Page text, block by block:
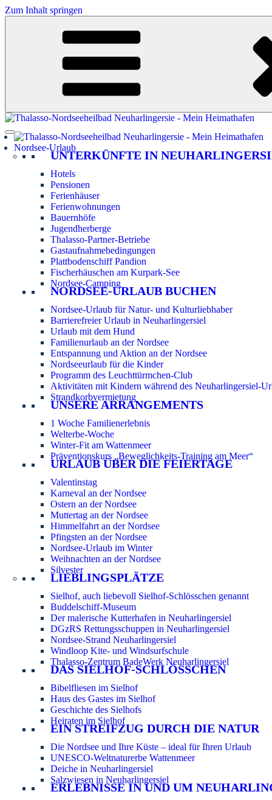
Zum Inhalt springen
Nordsee-Urlaub
UNTERKÜNFTE IN
Hotels
Pensionen
Ferienhäuser
Ferienwohnungen
Bauernhöfe
Jugendherberge
Thalasso-Partner-Betriebe
Gastaufnahmebedingungen
Plattbodenschiff Pandion
Fischerhäuschen am Kurpark-See
Nordsee-Camping
NORDSEE-URLAUB BUCHEN
Nordsee-Urlaub für Natur- und Kulturliebhaber
Barrierefreier Urlaub in Neuharlingersiel
Urlaub mit dem Hund
Familienurlaub an der Nordsee
Entspannung und Aktion an der Nordsee
Nordseeurlaub für die Kinder
Programm des Leuchttürmchen-Club
Aktivitäten mit Kindern während des Neuharlingersiel-
Strandkorbvermietung
UNSERE ARRANGEMENTS
1 Woche Familienerlebnis
Welterbe-Woche
Winter-Fit am Wattenmeer
Präventionskurs „Beweglichkeits-Training am Meer“
URLAUB ÜBER DIE FEIERTAGE
Valentinstag
Karneval an der Nordsee
Ostern an der Nordsee
Muttertag an der Nordsee
Himmelfahrt an der Nordsee
Pfingsten an der Nordsee
Nordsee-Urlaub im Winter
Weihnachten an der Nordsee
Silvester
LIEBLINGSPLÄTZE
Sielhof, auch liebevoll Sielhof-Schlösschen genannt
Buddelschiff-Museum
Der malerische Kutterhafen in Neuharlingersiel
DGzRS Rettungsschuppen in Neuharlingersiel
Nordsee-Strand Neuharlingersiel
Windloop Kite- und Windsurfschule
Thalasso-Zentrum BadeWerk Neuharlingersiel
DAS SIELHOF-SCHLÖSSCHEN
Bibelfliesen im Sielhof
Haus des Gastes im Sielhof
Geschichte des Sielhofs
Heiraten im Sielhof
EIN STREIFZUG DURCH DIE NATUR
Die Nordsee und Ihre Küste – ideal für Ihren Urlaub
UNESCO-Weltnaturerbe Wattenmeer
Deiche in Neuharlingersiel
Salzwiesen in Neuharlingersiel
ERLEBNISSE IN UND UM